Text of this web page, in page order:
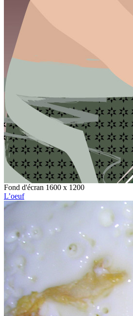
Fond d'écran 1600 x 1200
L’oeuf